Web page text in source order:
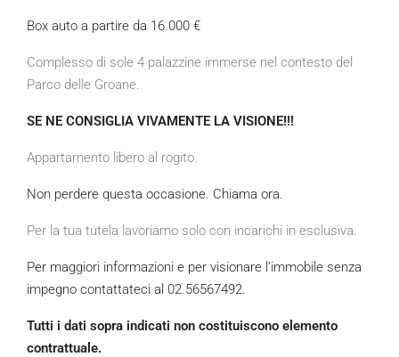
Box auto a partire da 16.000 €
Complesso di sole 4 palazzine immerse nel contesto del
Parco delle Groane.
SE NE CONSIGLIA VIVAMENTE LA VISIONE!!!
Appartamento libero al rogito.
Non perdere questa occasione. Chiama ora.
Per la tua tutela lavoriamo solo con incarichi in esclusiva.
Per maggiori informazioni e per visionare l’immobile senza
impegno contattateci al 02.56567492.
Tutti i dati sopra indicati non costituiscono elemento
contrattuale.